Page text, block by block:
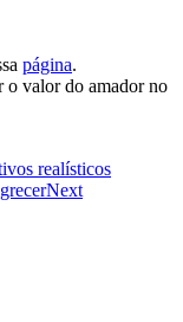
página.
valor do amador no
realísticos
Next